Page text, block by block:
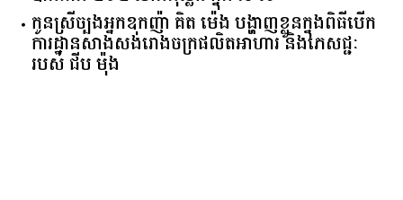
កូនស្រីច្បងអ្នកឧកញ៉ា គិត ម៉េង បង្ហាញខ្លួនក្នុងពិធីបើក
ការដ្ឋានសាងសង់រោងចក្រផលិតអាហារ និងភេសជ្ជៈ
របស់ ជីប ម៉ុង